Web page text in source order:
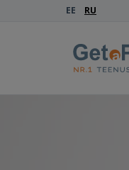
EE RU